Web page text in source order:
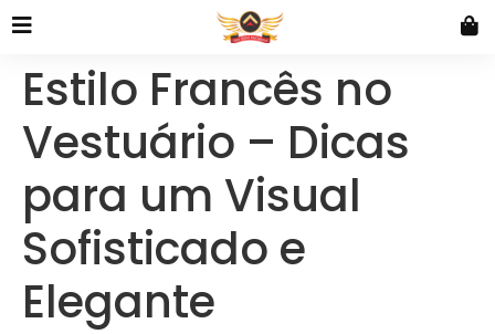
Estilo Francês no
Vestuário – Dicas
para um Visual
Sofisticado e
Elegante